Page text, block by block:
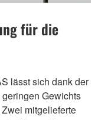
für die
lässt sich dank der
Gewichts
mitgelieferte